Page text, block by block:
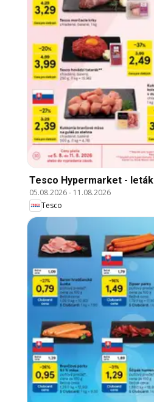
Tesco Hypermarket - leták
05.08.2026- 11.08.2026
Tesco